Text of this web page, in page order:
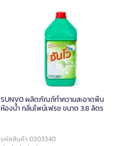
SUNVO ผลิตภัณฑ์ทำความสะอาดพื้น
ห้องน้ำ กลิ่นไพน์เฟรช ขนาด 3.8 ลิตร
รหัสสินค้า 0303340